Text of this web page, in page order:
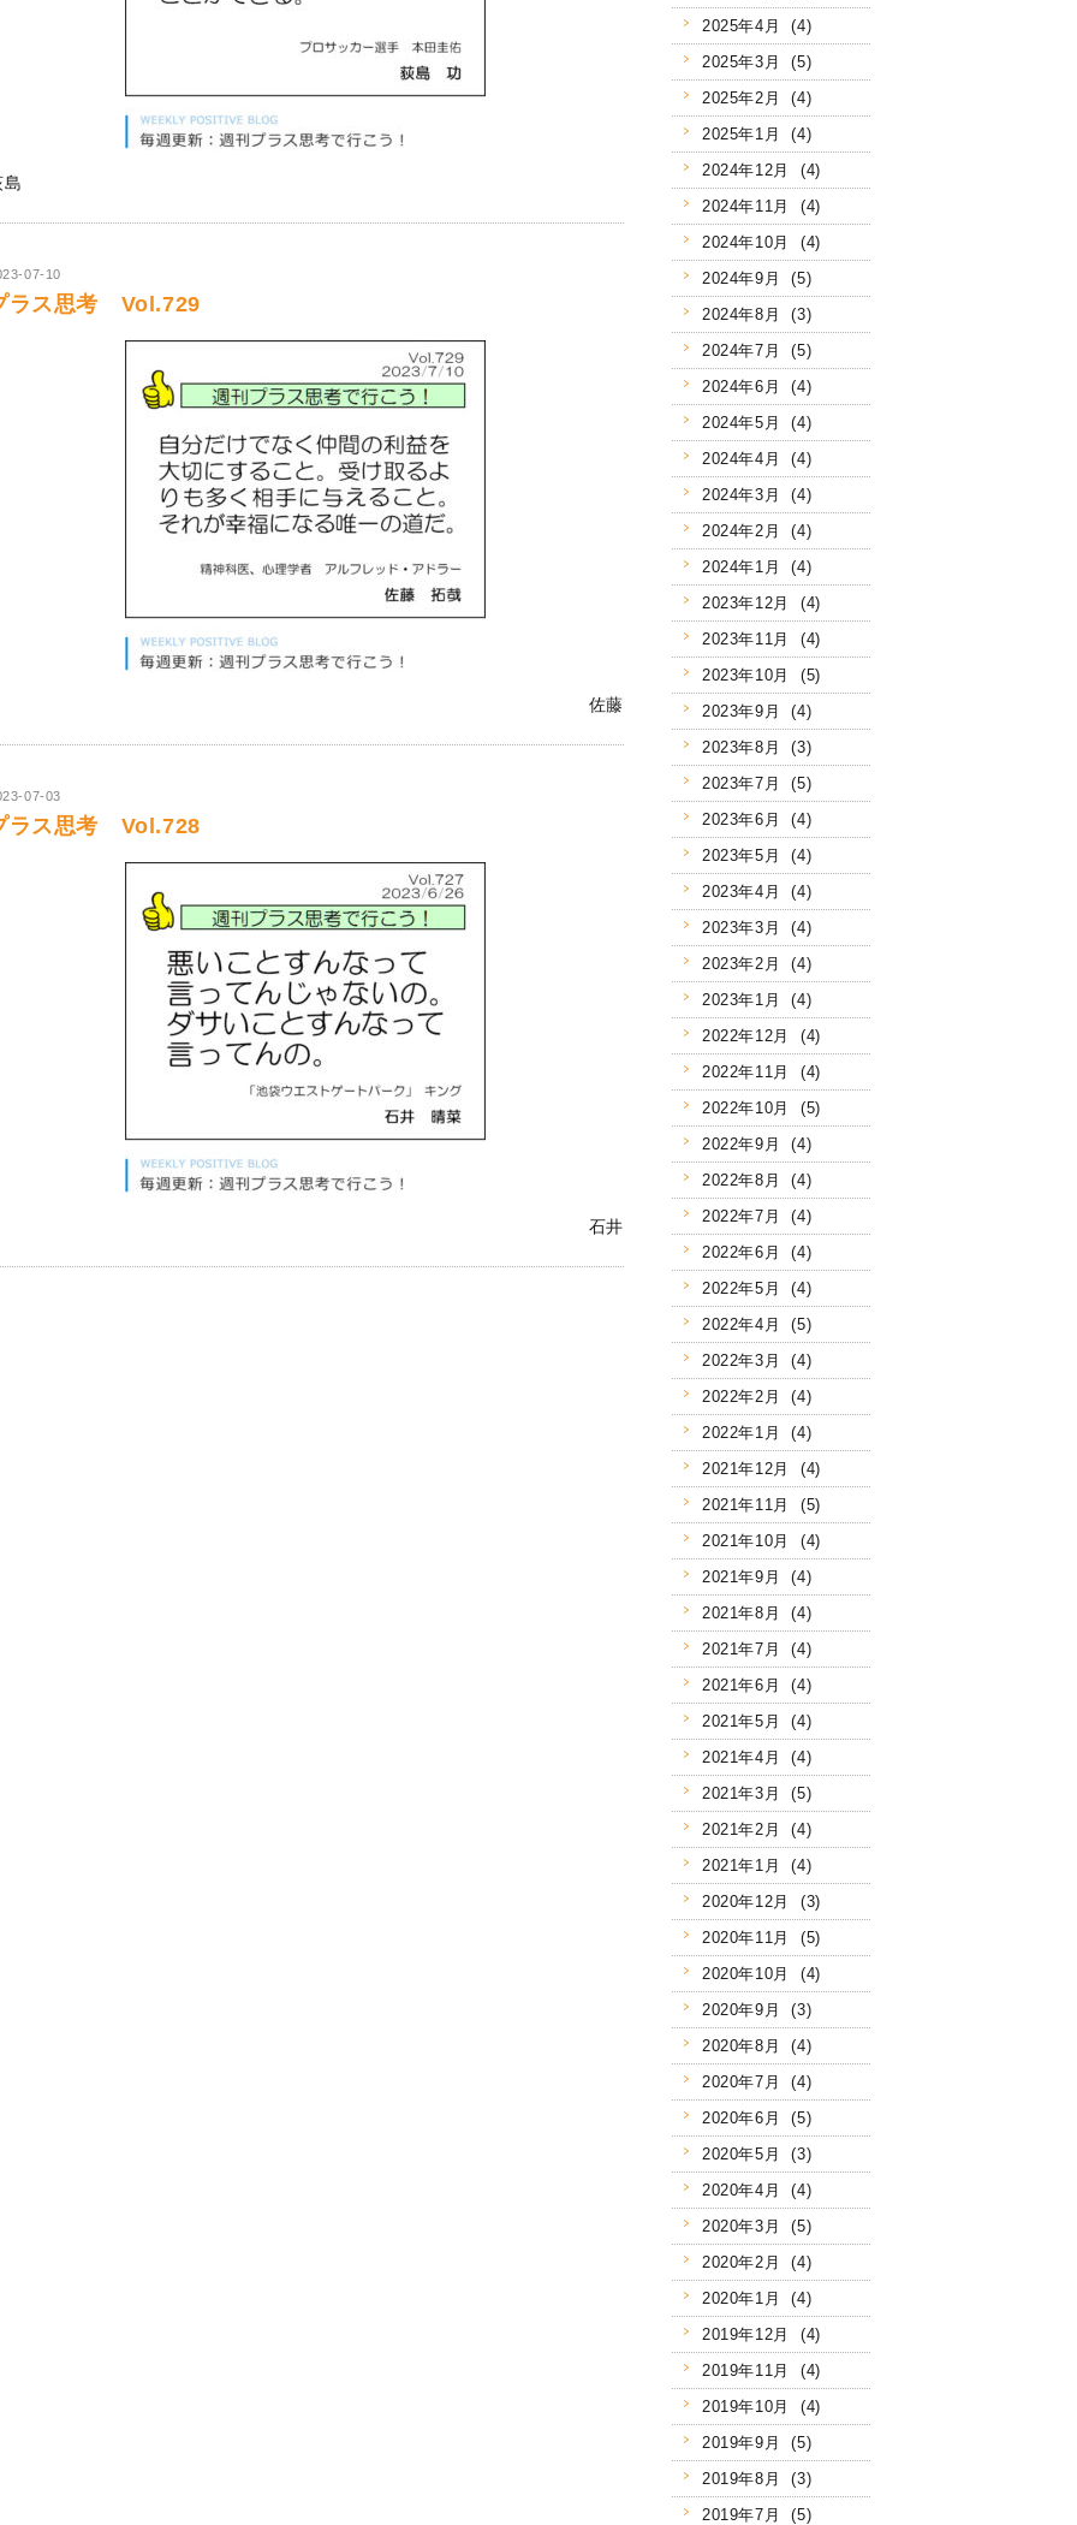
島
07-10
ラス思考 Vol.729
佐藤
07-03
ラス思考 Vol.728
石井
2025年4月 (4)
2025年3月 (5)
2025年2月 (4)
2025年1月 (4)
2024年12月 (4)
2024年11月 (4)
2024年10月 (4)
2024年9月 (5)
2024年8月 (3)
2024年7月 (5)
2024年6月 (4)
2024年5月 (4)
2024年4月 (4)
2024年3月 (4)
2024年2月 (4)
2024年1月 (4)
2023年12月 (4)
2023年11月 (4)
2023年10月 (5)
2023年9月 (4)
2023年8月 (3)
2023年7月 (5)
2023年6月 (4)
2023年5月 (4)
2023年4月 (4)
2023年3月 (4)
2023年2月 (4)
2023年1月 (4)
2022年12月 (4)
2022年11月 (4)
2022年10月 (5)
2022年9月 (4)
2022年8月 (4)
2022年7月 (4)
2022年6月 (4)
2022年5月 (4)
2022年4月 (5)
2022年3月 (4)
2022年2月 (4)
2022年1月 (4)
2021年12月 (4)
2021年11月 (5)
2021年10月 (4)
2021年9月 (4)
2021年8月 (4)
2021年7月 (4)
2021年6月 (4)
2021年5月 (4)
2021年4月 (4)
2021年3月 (5)
2021年2月 (4)
2021年1月 (4)
2020年12月 (3)
2020年11月 (5)
2020年10月 (4)
2020年9月 (3)
2020年8月 (4)
2020年7月 (4)
2020年6月 (5)
2020年5月 (3)
2020年4月 (4)
2020年3月 (5)
2020年2月 (4)
2020年1月 (4)
2019年12月 (4)
2019年11月 (4)
2019年10月 (4)
2019年9月 (5)
2019年8月 (3)
2019年7月 (5)